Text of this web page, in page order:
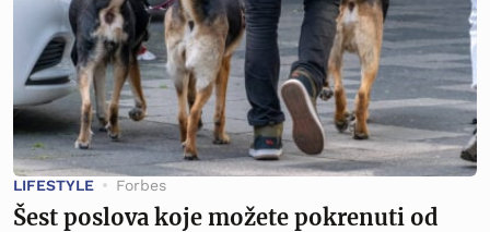
LIFESTYLE Forbes
Šest poslova koje možete pokrenuti od